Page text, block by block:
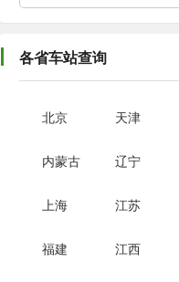
各省车站查询
北京 天津
内蒙古 辽宁
上海 江苏
福建 江西